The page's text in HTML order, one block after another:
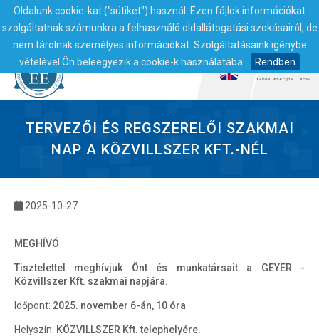
Oldalunk cookie-kat ("sütiket") használ. Ezen fájlok információkat
szolgáltatnak számunkra a felhasználó oldallátogatási szokásairól, de
nem tárolnak személyes információkat. Szolgáltatásaink igénybe
vételével Ön beleegyezik a cookie-k használatába.
Rendben
TERVEZŐI ÉS REGSZERELŐI SZAKMAI
NAP A KÖZVILLSZER KFT.-NÉL
2025-10-27
MEGHÍVÓ
Tisztelettel meghívjuk Önt és munkatársait a GEYER -
Közvillszer Kft. szakmai napjára.
Időpont: 2025. november 6-án, 10 óra
Helyszín: KÖZVILLSZER Kft. telephelyére.